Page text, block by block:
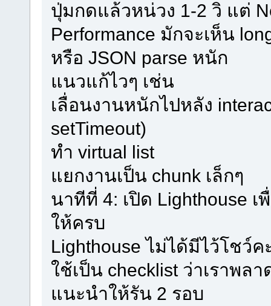
ปุ่มกดแล้วหน่วง 1-2 วิ แต่
Performance มักจะเห็น
หรือ JSON parse หนัก
แนวแก้ไวๆ เช่น
เลื่อนงานหนักไปหลัง
setTimeout)
ทำ virtual list
แยกงานเป็น chunk เล็กๆ
นาทีที่ 4: เปิด Lighthouse
ให้ครบ
Lighthouse ไม่ได้มีไว้โชว์
ใช้เป็น checklist ว่าเราพลา
แนะนำให้รัน 2 รอบ